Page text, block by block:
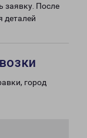
заявку. После
деталей
город